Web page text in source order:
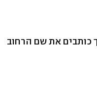
כותבים את שם הרחוב